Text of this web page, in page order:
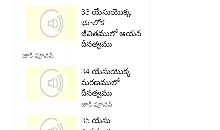
33 యేసుయొక్క
భూలోక
జీవితములో ఆయన
దీనత్వము
జాక్ పూనెన్
34 యేసుయొక్క
మరణములో
దీనత్వము
జాక్ పూనెన్
35 యేసు